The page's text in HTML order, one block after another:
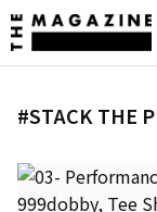
#STACK THE